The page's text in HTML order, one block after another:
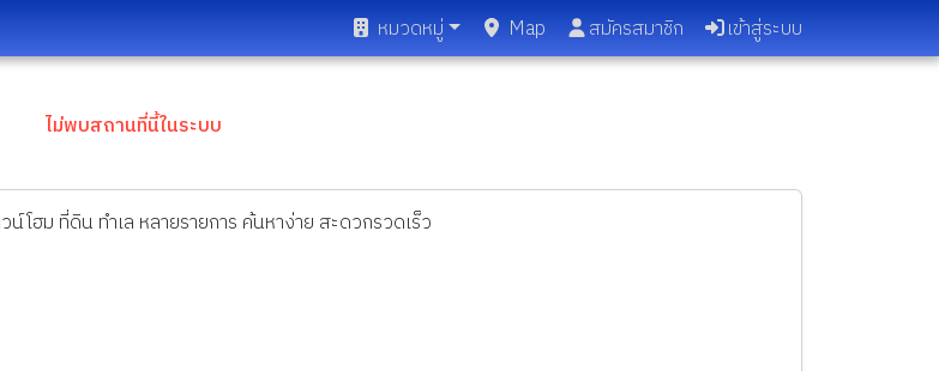
หมวดหมู่ Map สมัครสมาชิก เข้าสู่ระบบ
ไม่พบสถานที่นี้ในระบบ
น์โฮม ที่ดิน ทำเล หลายรายการ ค้นหาง่าย สะดวกรวดเร็ว